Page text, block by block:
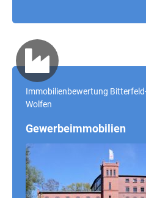
Immobilienbewertung
Wolfen
Gewerbeimmobilien